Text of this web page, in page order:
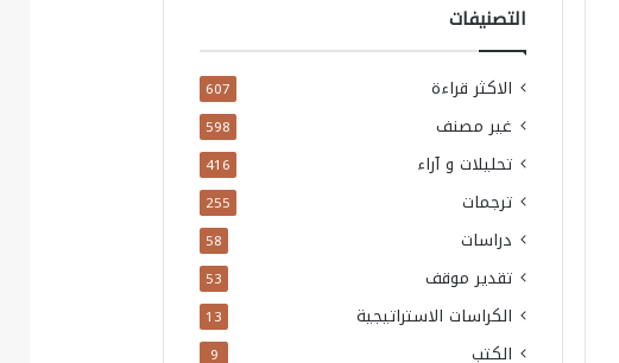
التصنيفات
الاكثر قراءة 607
غير مصنف 598
تحليلات و آراء 416
ترجمات 255
دراسات 58
تقدير موقف 53
الكراسات الاستراتيجية 13
الكتب 9